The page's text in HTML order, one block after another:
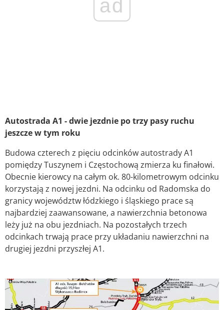
ad
Autostrada A1 - dwie jezdnie po trzy pasy ruchu
jeszcze w tym roku
Budowa czterech z pięciu odcinków autostrady A1
pomiędzy Tuszynem i Częstochową zmierza ku finałowi.
Obecnie kierowcy na całym ok. 80-kilometrowym odcinku
korzystają z nowej jezdni. Na odcinku od Radomska do
granicy województw łódzkiego i śląskiego prace są
najbardziej zaawansowane, a nawierzchnia betonowa
leży już na obu jezdniach. Na pozostałych trzech
odcinkach trwają prace przy układaniu nawierzchni na
drugiej jezdni przyszłej A1.